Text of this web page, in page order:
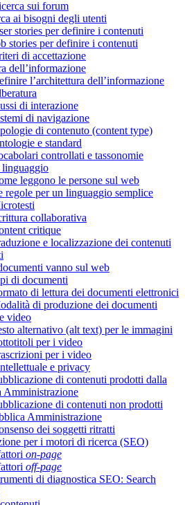
sui forum
ai bisogni degli utenti
stories per definire i contenuti
stories per definire i contenuti
di accettazione
dell’informazione
l’architettura dell’informazione
di interazione
di navigazione
di contenuto (content type)
e standard
controllati e tassonomie
linguaggio
leggono le persone sul web
regole per un linguaggio semplice
collaborativa
critique
e localizzazione dei contenuti
vanno sul web
di documenti
di lettura dei documenti elettronici
di produzione dei documenti
video
alternativo (alt text) per le immagini
per i video
per i video
e privacy
di contenuti prodotti dalla
Amministrazione
di contenuti non prodotti
Amministrazione
dei soggetti ritratti
per i motori di ricerca (SEO)
on-page
off-page
di diagnostica SEO: Search